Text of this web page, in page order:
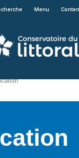
sur le site du
Menu